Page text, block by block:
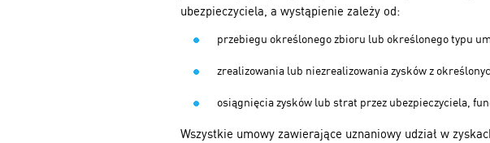
ubezpieczyciela, a wystąpienie zależy od:
przebiegu określonego zbioru lub określonego typu
zrealizowania lub niezrealizowania zysków z
osiągnięcia zysków lub strat przez ubezpieczyciela,
Wszystkie umowy zawierające uznaniowy udział w